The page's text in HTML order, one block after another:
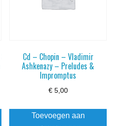
Cd – Chopin – Vladimir
Ashkenazy – Preludes &
Impromptus
€5,00
Toevoegen aan